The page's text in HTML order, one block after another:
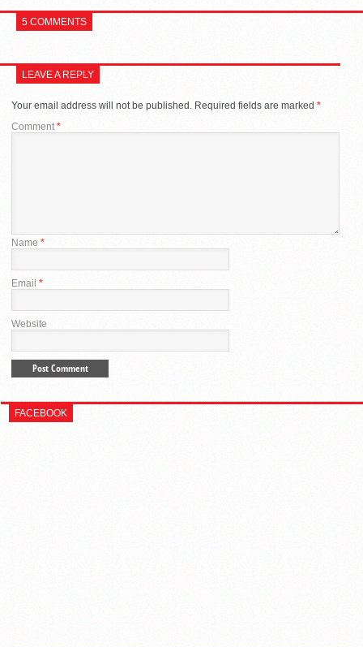
5 COMMENTS
LEAVE A REPLY
Your email address will not be published. Required fields are marked *
Comment*
Name *
Email *
Website
FACEBOOK